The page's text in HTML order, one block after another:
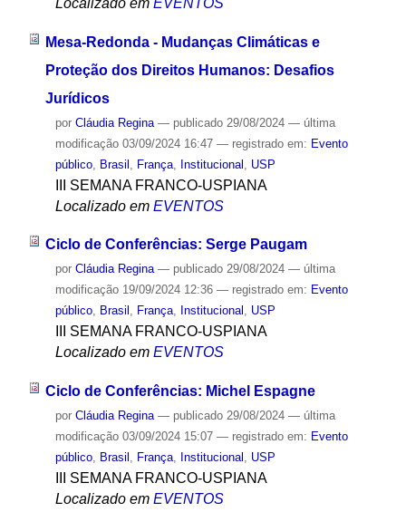
Localizado em EVENTOS
Mesa-Redonda - Mudanças Climáticas e
Proteção dos Direitos Humanos: Desafios
Jurídicos
por Cláudia Regina — publicado29/08/2024 — última
modificação03/09/2024 16:47 — registrado em: Evento
público, Brasil França, Institucional USP
III SEMANA FRANCO-USPIANA
Localizado em EVENTOS
Ciclo de Conferências: Serge Paugam
por Cláudia Regina — publicado29/08/2024 — última
modificação19/09/2024 12:36 — registrado em: Evento
público, Brasil , França, Institucional , USP
III SEMANA FRANCO-USPIANA
Localizado em EVENTOS
Ciclo de Conferências: Michel Espagne
por Cláudia Regina — publicado29/08/2024 — última
modificação03/09/2024 15:07 — registrado em: Evento
público, Brasil , França, Institucional , USP
III SEMANA FRANCO-USPIANA
Localizado em EVENTOS